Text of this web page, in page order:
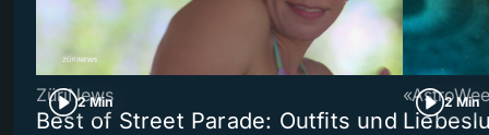
2 Min
ZüriNews
Best of Street Parade: Outfits und
2 Min